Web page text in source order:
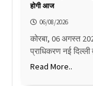
होगी आज
06/08/2026
कोरबा, 06 अगस्त
प्राधिकरण नई दिल्ली
Read More..